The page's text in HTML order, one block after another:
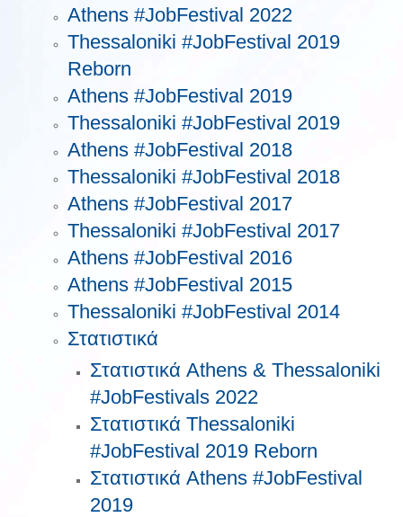
Athens #JobFestival 2022
Thessaloniki #JobFestival 2019
Reborn
Athens #JobFestival 2019
Thessaloniki #JobFestival 2019
Athens #JobFestival 2018
Thessaloniki #JobFestival 2018
Athens #JobFestival 2017
Τhessaloniki #JobFestival 2017
Athens #JobFestival 2016
Athens #JobFestival 2015
Thessaloniki #JobFestival 2014
Στατιστικά
Στατιστικά Athens & Thessaloniki
#JobFestivals 2022
Στατιστικά Thessaloniki
#JobFestival 2019 Reborn
Στατιστικά Athens #JobFestival
2019